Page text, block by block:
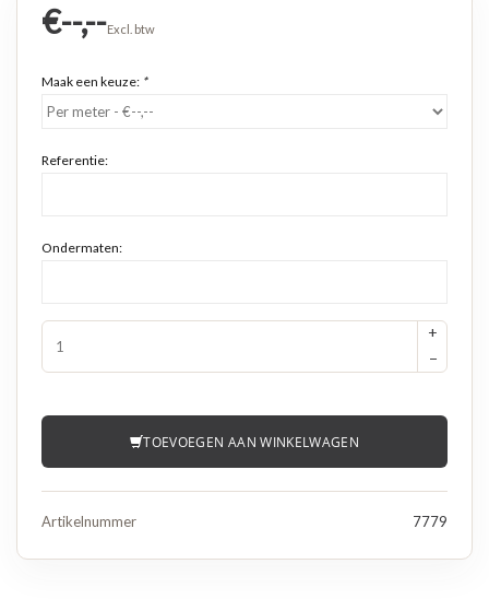
€--,--Excl. btw
Maak een keuze: *
Referentie:
Ondermaten:
+
−
TOEVOEGEN AAN WINKELWAGEN
Artikelnummer 7779